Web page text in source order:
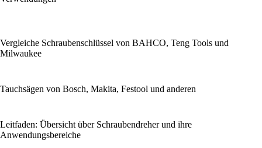
Vergleiche Schraubenschlüssel von BAHCO, Teng Tools und
Milwaukee
Tauchsägen von Bosch, Makita, Festool und anderen
Leitfaden: Übersicht über Schraubendreher und ihre
Anwendungsbereiche